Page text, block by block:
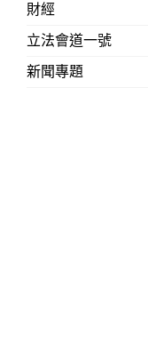
財經
立法會道一號
新聞專題